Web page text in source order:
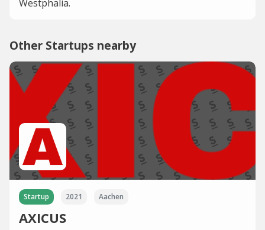
Westphalia.
Other Startups nearby
Startup 2021 Aachen
AXICUS